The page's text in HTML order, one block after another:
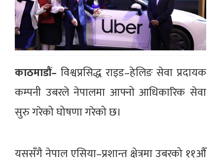
काठमाडौं– विश्वप्रसिद्ध राइड–हेलिङ सेवा प्रदायक
कम्पनी उबरले नेपालमा आफ्नो आधिकारिक सेवा
सुरु गरेको घोषणा गरेको छ।
यससँगै नेपाल एसिया–प्रशान्त क्षेत्रमा उबरको ११औँ